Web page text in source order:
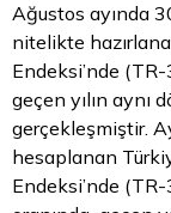
Ağustos ayında
nitelikte
Endeksi’nde
geçen yılın aynı
gerçekleşmiştir.
hesaplanan
Endeksi’nde